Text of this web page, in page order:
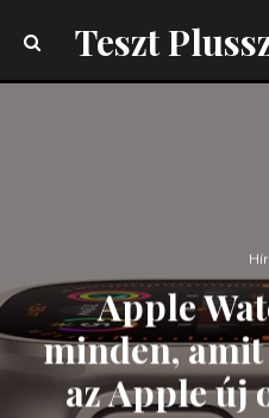
Teszt
Apple
minden,
az Apple új